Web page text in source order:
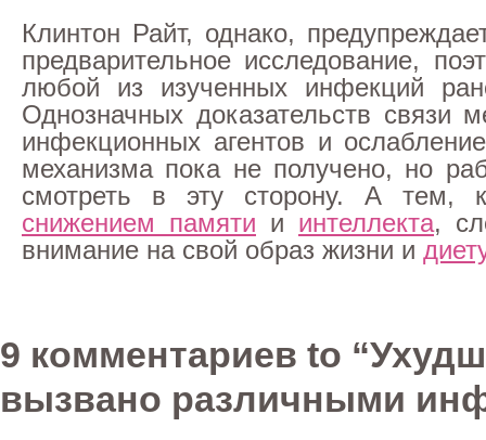
Клинтон Райт, однако,
предварительное исследование,
любой из изученных инфекций
Однозначных доказательств связи
инфекционных агентов и
механизма пока не получено, но
смотреть в эту сторону. А тем,
снижением памяти и интеллекта,
внимание на свой образ жизни и
9 комментариев to
вызвано различными